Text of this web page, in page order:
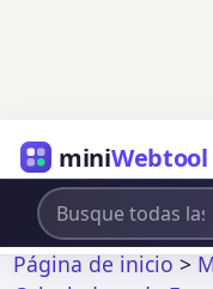
miniWebtool
Página de inicio>